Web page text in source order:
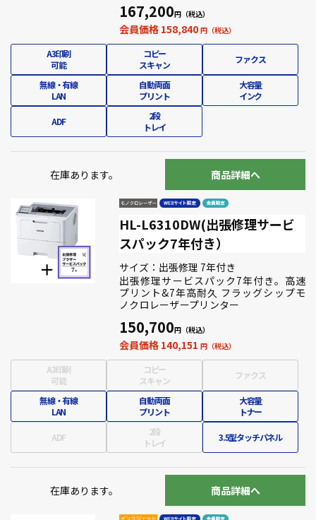
167,200
会員価格 158,840
A3印刷
可能
コピー
スキャン
ファクス
無線・有線
LAN
自動両面
プリント
大容量
インク
ADF
2段
トレイ
在庫あります。 商品詳細へ
HL-L6310DW(出張修理サービ
スパック7年付き）
サイズ：出張修理 7年付き
出張修理サービスパック7年付き。高速
プリント&7年高耐久 フラッグシップモ
ノクロレーザープリンター
150,700
会員価格 140,151
A3印刷
可能
コピー
スキャン
ファクス
無線・有線
LAN
自動両面
プリント
大容量
トナー
ADF
2段
トレイ
3.5型タッチパネル
在庫あります。 商品詳細へ